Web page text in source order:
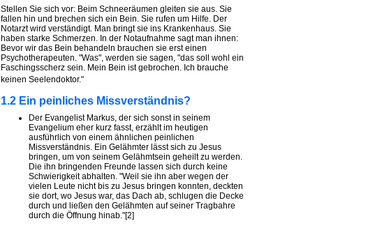
Stellen Sie sich vor: Beim Schneeräumen gleiten sie aus. Sie
fallen hin und brechen sich ein Bein. Sie rufen um Hilfe. Der
Notarzt wird verständigt. Man bringt sie ins Krankenhaus. Sie
haben starke Schmerzen. In der Notaufnahme sagt man ihnen:
Bevor wir das Bein behandeln brauchen sie erst einen
Psychotherapeuten. "Was", werden sie sagen, "das soll wohl ein
Faschingsscherz sein. Mein Bein ist gebrochen. Ich brauche
keinen Seelendoktor."
1.2 Ein peinliches Missverständnis?
Der Evangelist Markus, der sich sonst in seinem
Evangelium eher kurz fasst, erzählt im heutigen
ausführlich von einem ähnlichen peinlichen
Missverständnis. Ein Gelähmter lässt sich zu Jesus
bringen, um von seinem Gelähmtsein geheilt zu werden.
Die ihn bringenden Freunde lassen sich durch keine
Schwierigkeit abhalten. "Weil sie ihn aber wegen der
vielen Leute nicht bis zu Jesus bringen konnten, deckten
sie dort, wo Jesus war, das Dach ab, schlugen die Decke
durch und ließen den Gelähmten auf seiner Tragbahre
durch die Öffnung hinab."[2]